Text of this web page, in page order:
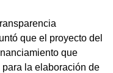
que el proyecto del
que
la elaboración de